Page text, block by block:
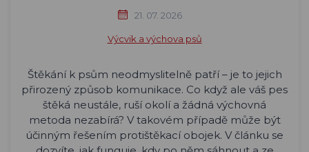
21. 07. 2026
Výcvik a výchova psů
Štěkání k psům neodmyslitelně patří – je to jejich
přirozený způsob komunikace. Co když ale váš pes
štěká neustále, ruší okolí a žádná výchovná
metoda nezabírá? V takovém případě může být
účinným řešením protištěkací obojek. V článku se